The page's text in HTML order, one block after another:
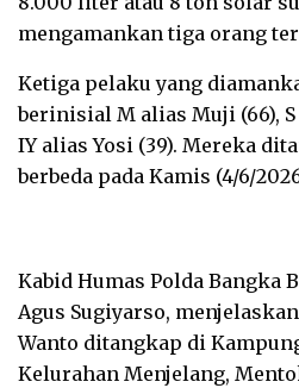
mengamankan tiga orang
Ketiga pelaku yang
berinisial M alias Muji (66), S
IY alias Yosi (39). Mereka
berbeda pada Kamis (4/6/
Kabid Humas Polda Bangka
Agus Sugiyarso,
Wanto ditangkap di
Kelurahan Menjelang,